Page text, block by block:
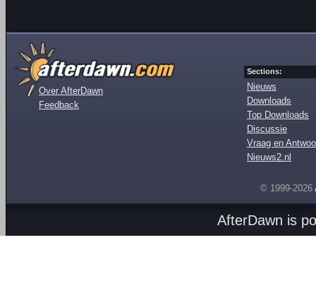
Over AfterDawn
Feedback
Sections:
Nieuws
Downloads
Top Downloads
Discussie
Vraag en
Nieuws2.nl
© 1999-2026
AfterDawn is